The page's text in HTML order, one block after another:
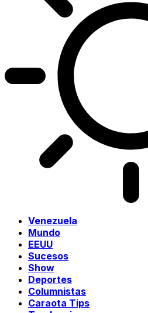
Venezuela
Mundo
EEUU
Sucesos
Show
Deportes
Columnistas
Caraota Tips